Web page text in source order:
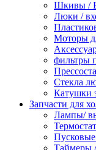
Шкивы /
Люки /
Моторы
фильтры
Стекла
Катушки
Запчасти для
Лампы/